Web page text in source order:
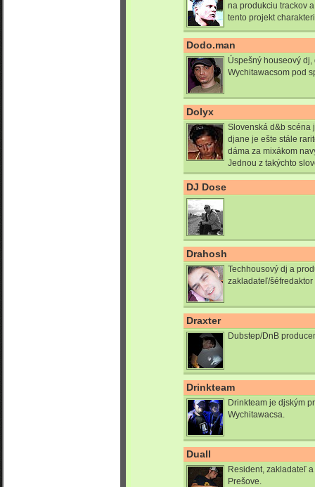
na produkciu trackov
tento projekt
Dodo.man
Úspešný houseový
Wychitawacsom pod
Dolyx
Slovenská d&b scéna
djane je ešte stále
dáma za mixákom
Jednou z takýchto
DJ Dose
Drahosh
Techhousový dj a
zakladateľ/
Draxter
Dubstep/DnB
Drinkteam
Drinkteam je djským
Wychitawacsa.
Duall
Resident, zakladateľ
Prešove.